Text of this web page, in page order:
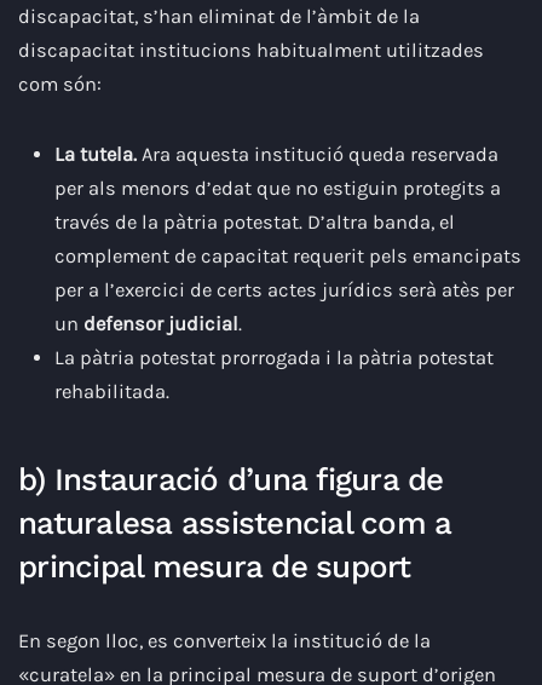
discapacitat, s’han eliminat de l’àmbit de la
discapacitat institucions habitualment utilitzades
com són:
La tutela. Ara aquesta institució queda reservada
per als menors d’edat que no estiguin protegits a
través de la pàtria potestat. D’altra banda, el
complement de capacitat requerit pels emancipats
per a l’exercici de certs actes jurídics serà atès per
un defensor judicial.
La pàtria potestat prorrogada i la pàtria potestat
rehabilitada.
b) Instauració d’una figura de
naturalesa assistencial com a
principal mesura de suport
En segon lloc, es converteix la institució de la
«curatela» en la principal mesura de suport d’origen